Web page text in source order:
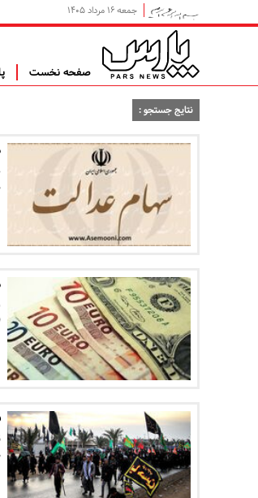
جمعه ۱۶ مرداد ۱۴۰۵
صفحه نخست
نتایج جستجو :